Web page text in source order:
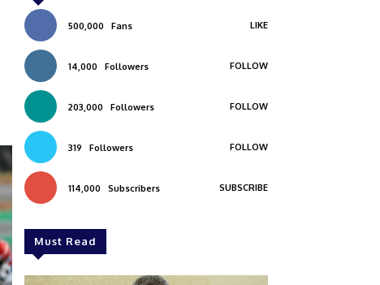
500,000 Fans LIKE
14,000 Followers FOLLOW
203,000 Followers FOLLOW
319 Followers FOLLOW
114,000 Subscribers SUBSCRIBE
Must Read